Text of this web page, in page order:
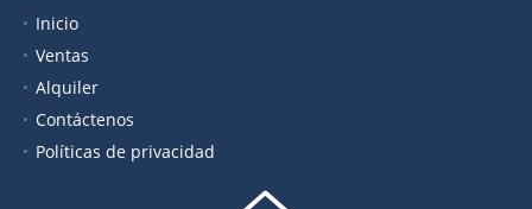
Inicio
Ventas
Alquiler
Contáctenos
Políticas de privacidad